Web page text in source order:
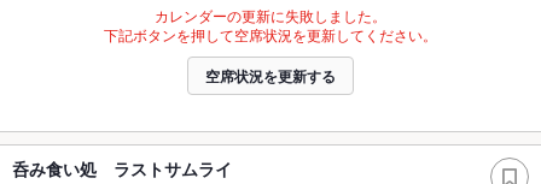
カレンダーの更新に失敗しました。
下記ボタンを押して空席状況を更新してください。
空席状況を更新する
呑み食い処 ラストサムライ